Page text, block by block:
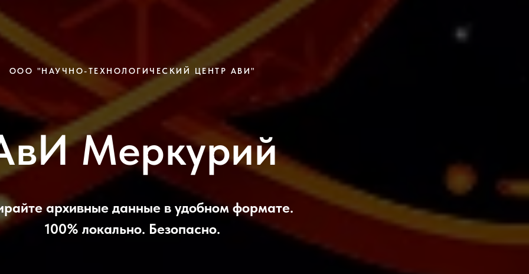
ООО "НАУЧНО-ТЕХНОЛОГИЧЕСКИЙ ЦЕНТР АВИ"
Меркурий
архивные данные в удобном формате.
100% локально. Безопасно.